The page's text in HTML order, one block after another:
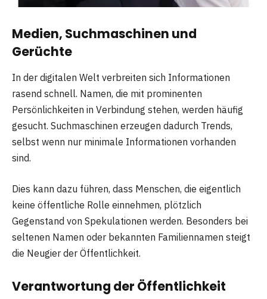
Medien, Suchmaschinen und
Gerüchte
In der digitalen Welt verbreiten sich Informationen
rasend schnell. Namen, die mit prominenten
Persönlichkeiten in Verbindung stehen, werden häufig
gesucht. Suchmaschinen erzeugen dadurch Trends,
selbst wenn nur minimale Informationen vorhanden
sind.
Dies kann dazu führen, dass Menschen, die eigentlich
keine öffentliche Rolle einnehmen, plötzlich
Gegenstand von Spekulationen werden. Besonders bei
seltenen Namen oder bekannten Familiennamen steigt
die Neugier der Öffentlichkeit.
Verantwortung der Öffentlichkeit